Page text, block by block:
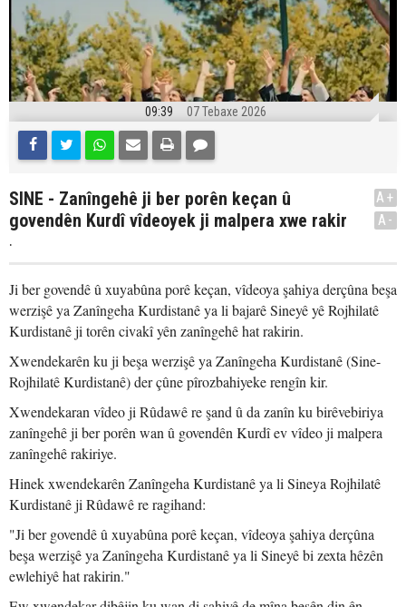
09:39 07 Tebaxe 2026
SINE - Zanîngehê ji ber porên keçan û
govendên Kurdî vîdeoyek ji malpera xwe rakir
.
A+
A-
Ji ber govendê û xuyabûna porê keçan, vîdeoya şahiya derçûna beşa
werzişê ya Zanîngeha Kurdistanê ya li bajarê Sineyê yê Rojhilatê
Kurdistanê ji torên civakî yên zanîngehê hat rakirin.
Xwendekarên ku ji beşa werzişê ya Zanîngeha Kurdistanê (Sine-
Rojhilatê Kurdistanê) der çûne pîrozbahiyeke rengîn kir.
Xwendekaran vîdeo ji Rûdawê re şand û da zanîn ku birêvebiriya
zanîngehê ji ber porên wan û govendên Kurdî ev vîdeo ji malpera
zanîngehê rakiriye.
Hinek xwendekarên Zanîngeha Kurdistanê ya li Sineya Rojhilatê
Kurdistanê ji Rûdawê re ragihand:
"Ji ber govendê û xuyabûna porê keçan, vîdeoya şahiya derçûna
beşa werzişê ya Zanîngeha Kurdistanê ya li Sineyê bi zexta hêzên
ewlehiyê hat rakirin."